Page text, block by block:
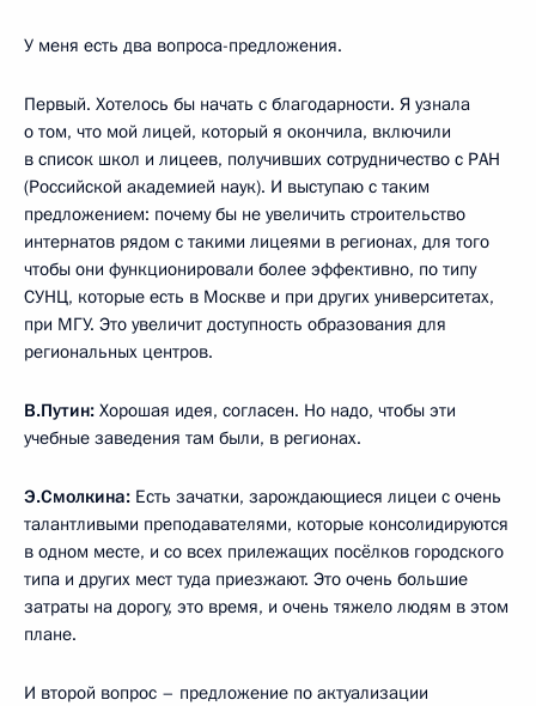
У меня есть два вопроса-предложения.
Первый. Хотелось бы начать с благодарности. Я узнала
о том, что мой лицей, который я окончила, включили
в список школ и лицеев, получивших сотрудничество с РАН
(Российской академией наук). И выступаю с таким
предложением: почему бы не увеличить строительство
интернатов рядом с такими лицеями в регионах, для того
чтобы они функционировали более эффективно, по типу
СУНЦ, которые есть в Москве и при других университетах,
при МГУ. Это увеличит доступность образования для
региональных центров.
В.Путин: Хорошая идея, согласен. Но надо, чтобы эти
учебные заведения там были, в регионах.
Э.Смолкина: Есть зачатки, зарождающиеся лицеи с очень
талантливыми преподавателями, которые консолидируются
в одном месте, и со всех прилежащих посёлков городского
типа и других мест туда приезжают. Это очень большие
затраты на дорогу, это время, и очень тяжело людям в этом
плане.
И второй вопрос – предложение по актуализации